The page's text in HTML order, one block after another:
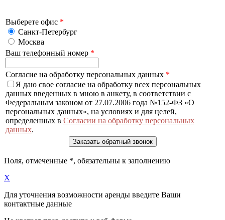
Выберете офис *
Санкт-Петербург
Москва
Ваш телефонный номер *
Согласие на обработку персональных данных *
Я даю свое согласие на обработку всех персональных
данных введенных в мною в анкету, в соответствии с
Федеральным законом от 27.07.2006 года №152-ФЗ «О
персональных данных», на условиях и для целей,
определенных в Согласии на обработку персональных
данных.
Поля, отмеченные *, обязательны к заполнению
X
Для уточнения возможности аренды введите Ваши
контактные данные